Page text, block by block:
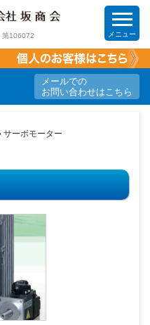
第106072
メールでの
お問い合わせはこちら
メニュー
サーボモーター